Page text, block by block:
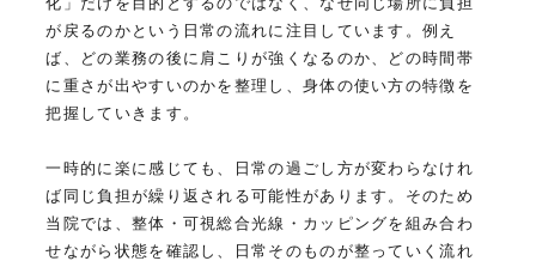
が戻るのかという日常の流れに注目しています。例え
ば、どの業務の後に肩こりが強くなるのか、どの時間帯
に重さが出やすいのかを整理し、身体の使い方の特徴を
把握していきます。
一時的に楽に感じても、日常の過ごし方が変わらなけれ
ば同じ負担が繰り返される可能性があります。そのため
当院では、整体・可視総合光線・カッピングを組み合わ
せながら状態を確認し、日常そのものが整っていく流れ